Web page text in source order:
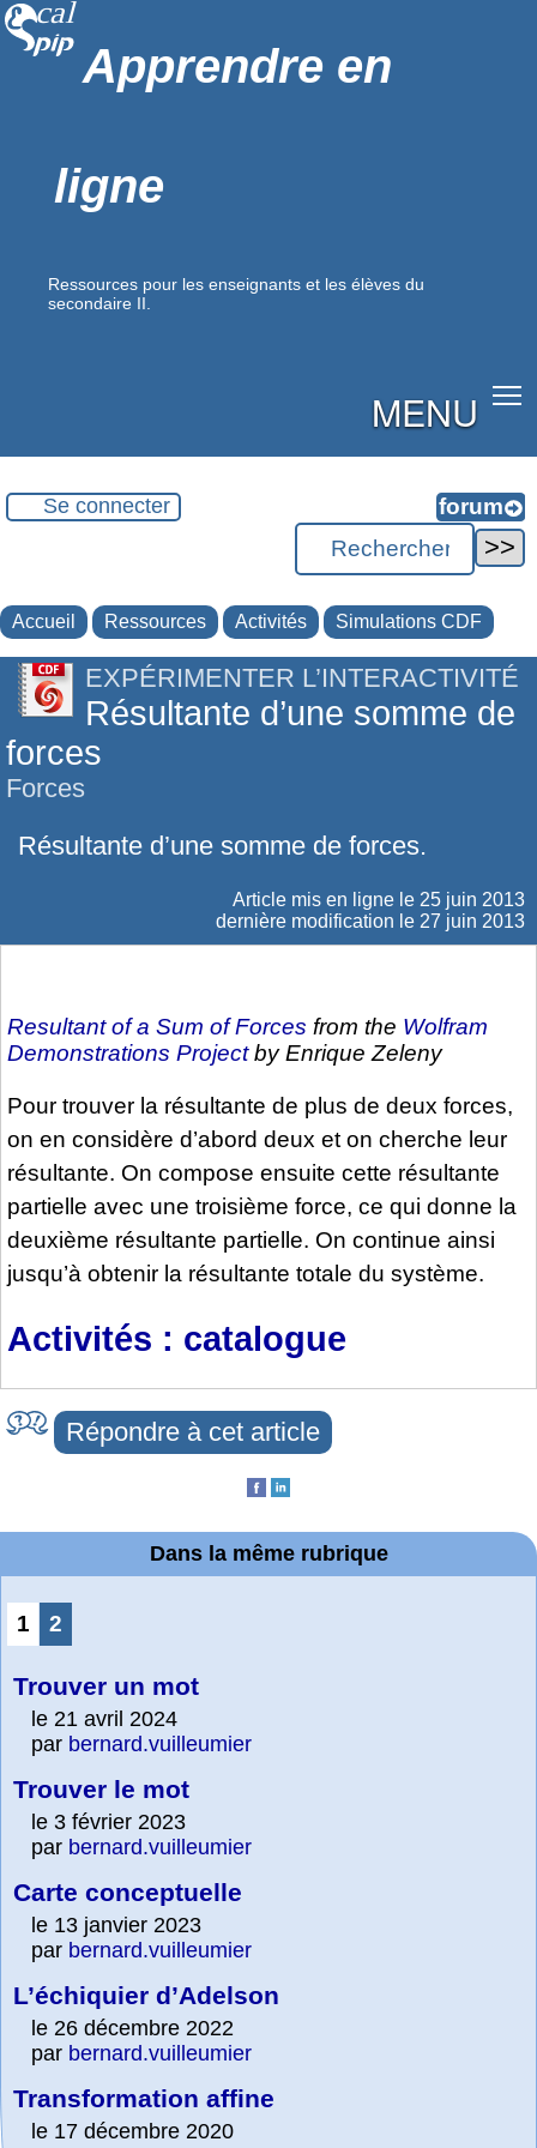
Apprendre en
ligne
Ressources pour les enseignants et les élèves du
secondaire II.
MENU
Se connecter
Accueil Ressources Activités Simulations CDF
EXPÉRIMENTER L’INTERACTIVITÉ
Résultante d’une somme de
forces
Forces
Résultante d’une somme de forces.
Article mis en ligne le 25 juin 2013
dernière modification le 27 juin 2013
Resultant of a Sum of Forces from the Wolfram
Demonstrations Projectby Enrique Zeleny
Pour trouver la résultante de plus de deux forces,
on en considère d’abord deux et on cherche leur
résultante. On compose ensuite cette résultante
partielle avec une troisième force, ce qui donne la
deuxième résultante partielle. On continue ainsi
jusqu’à obtenir la résultante totale du système.
Activités : catalogue
Répondre à cet article
Dans la même rubrique
1 2
Trouver un mot
le 21 avril 2024
par bernard.vuilleumier
Trouver le mot
le 3 février 2023
par bernard.vuilleumier
Carte conceptuelle
le 13 janvier 2023
par bernard.vuilleumier
L’échiquier d’Adelson
le 26 décembre 2022
par bernard.vuilleumier
Transformation affine
le 17 décembre 2020